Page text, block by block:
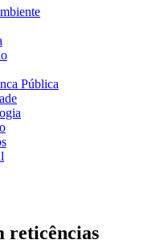
Pública
reticências